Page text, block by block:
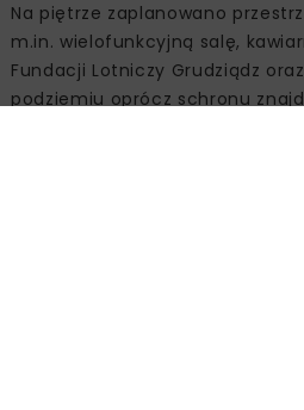
Na piętrze zaplanowano
m.in. wielofunkcyjną salę,
Fundacji Lotniczy Grudziądz
podziemiu oprócz schronu